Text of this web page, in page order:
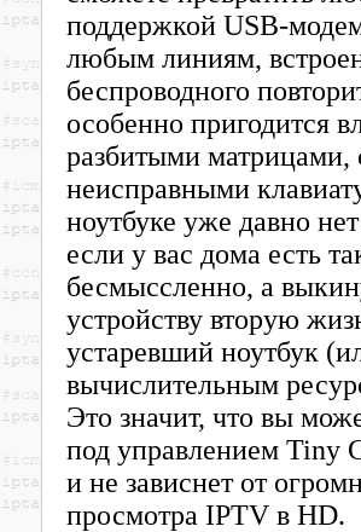
поддержкой USB-
любым линиям,
беспроводного
особенно пригодится
разбитыми
неисправными
ноутбуке уже давно
если у вас дома есть
бесмыссленно, а
устройству вторую
устаревший ноутбук
вычислительным
Это значит, что вы
под управлением Tiny
и не зависнет от
просмотра IPTV в HD.